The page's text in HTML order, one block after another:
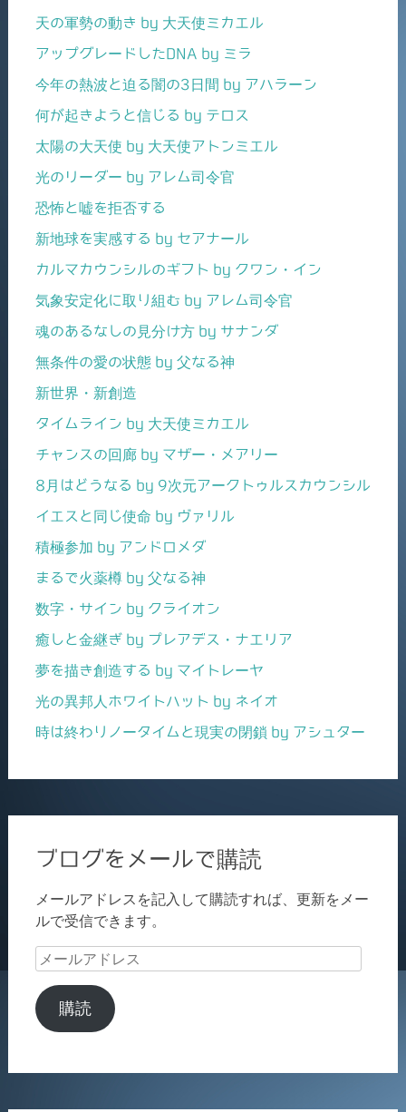
天の軍勢の動き by 大天使ミカエル
アップグレードしたDNA by ミラ
今年の熱波と迫る闇の3日間 by アハラーン
何が起きようと信じる by テロス
太陽の大天使 by 大天使アトンミエル
光のリーダー by アレム司令官
恐怖と嘘を拒否する
新地球を実感する by セアナール
カルマカウンシルのギフト by クワン・イン
気象安定化に取り組む by アレム司令官
魂のあるなしの見分け方 by サナンダ
無条件の愛の状態 by 父なる神
新世界・新創造
タイムライン by 大天使ミカエル
チャンスの回廊 by マザー・メアリー
8月はどうなる by 9次元アークトゥルスカウンシル
イエスと同じ使命 by ヴァリル
積極参加 by アンドロメダ
まるで火薬樽 by 父なる神
数字・サイン by クライオン
癒しと金継ぎ by プレアデス・ナエリア
夢を描き創造する by マイトレーヤ
光の異邦人ホワイトハット by ネイオ
時は終わりノータイムと現実の閉鎖 by アシュター
ブログをメールで購読
メールアドレスを記入して購読すれば、更新をメー
ルで受信できます。
メ
ル
ア
購読